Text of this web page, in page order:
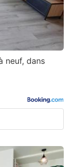
neuf, dans